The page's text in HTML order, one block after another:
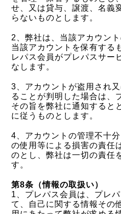
せ、又は貸与、譲渡、名義
らないものとします。
2、弊社は、当該アカウン
当該アカウントを保有する
レパス会員がプレパスサー
なします。
3、アカウントが盗用され
ることが判明した場合は、
その旨を弊社に通知すると
に従うものとします。
4、アカウントの管理不十
の使用等による損害の責任
のとし、弊社は一切の責任
す。
第8条（情報の取扱い）
1、プレパス会員は、プレ
て、自己に関する情報その